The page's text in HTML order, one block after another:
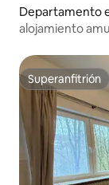
Departamento
alojamiento
Superanfitrión
Superanfitrión